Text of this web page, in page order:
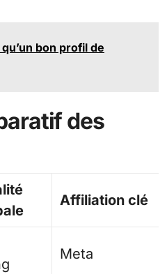
bon profil de
des
Affiliation clé
Meta